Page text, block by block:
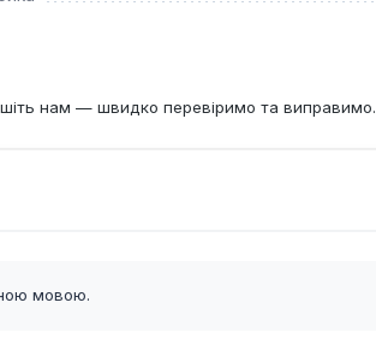
нам — швидко перевіримо та виправимо.
мовою.